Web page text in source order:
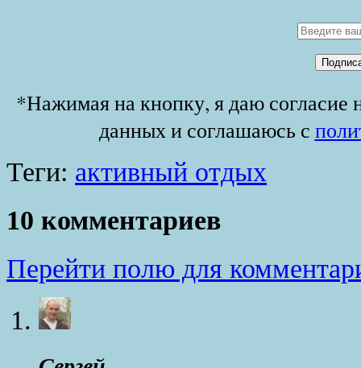
*Нажимая на кнопку, я даю согласие
данных и соглашаюсь с
Теги: активный отдых
10 комментариев
Перейти полю для